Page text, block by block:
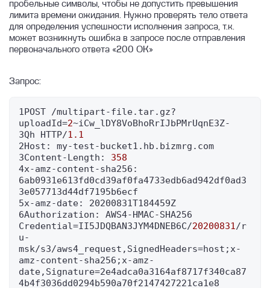
пробельные символы, чтобы не допустить превышения
лимита времени ожидания. Нужно проверять тело ответа
для определения успешности исполнения запроса, т.к.
может возникнуть ошибка в запросе после отправления
первоначального ответа «200 OK»
Запрос:
1POST /multipart-file.tar.gz?
uploadId=2~iCw_lDY8VoBhoRrIJbPMrUqnE3Z-
3Qh HTTP/1.1
2Host: my-test-bucket1.hb.bizmrg.com
3Content-Length: 358
4x-amz-content-sha256:
6ab0931e613fd0cd39af0fa4733edb6ad942df0ad3
3e057713d44df7195b6ecf
5x-amz-date: 20200831T184459Z
6Authorization: AWS4-HMAC-SHA256
Credential=II5JDQBAN3JYM4DNEB6C/20200831/r
u-
msk/s3/aws4_request,SignedHeaders=host;x-
amz-content-sha256;x-amz-
date,Signature=2e4adca0a3164af8717f340ca87